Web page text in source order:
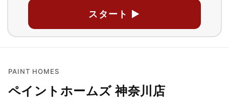
スタート ▶
PAINT HOMES
ペイントホームズ 神奈川店